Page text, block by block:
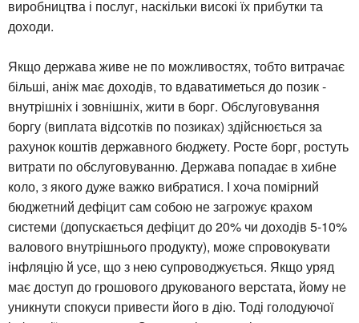
виробництва і послуг, наскільки високі їх прибутки та
доходи.
Якщо держава живе не по можливостях, тобто витрачає
більші, аніж має доходів, то вдаватиметься до позик -
внутрішніх і зовнішніх, жити в борг. Обслуговування
боргу (виплата відсотків по позиках) здійснюється за
рахунок коштів державного бюджету. Росте борг, ростуть
витрати по обслуговуванню. Держава попадає в хибне
коло, з якого дуже важко вибратися. І хоча помірний
бюджетний дефіцит сам собою не загрожує крахом
системи (допускається дефіцит до 20% чи доходів 5-10%
валового внутрішнього продукту), може спровокувати
інфляцію й усе, що з нею супроводжується. Якщо уряд
має доступ до грошового друкованого верстата, йому не
уникнути спокуси привести його в дію. Тоді голодуючої